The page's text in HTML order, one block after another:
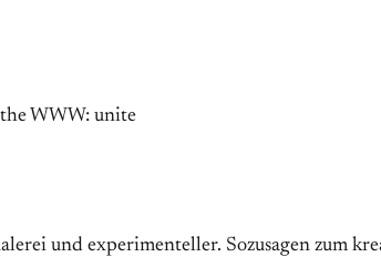
und experimenteller. Sozusagen zum